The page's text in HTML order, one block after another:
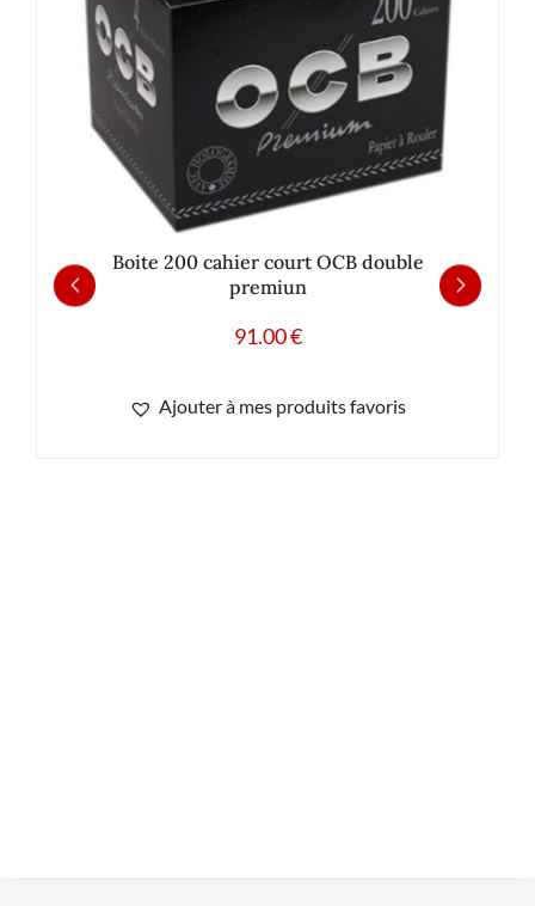
Boite 200 cahier court OCB double
premiun
91.00€
Ajouter à mes produits favoris